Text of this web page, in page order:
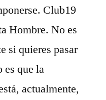
Club19
Hombre. No es
si quieres pasar
es que la
actualmente,